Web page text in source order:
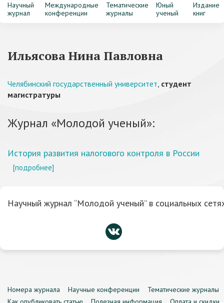
Научный
журнал
Международные
конференции
Тематические
журналы
Юный
ученый
Издание
книг
Ильясова Нина Павловна
Челябинский государственный университет, студент
магистратуры
Журнал «Молодой ученый»:
История развития налогового контроля в России
[подробнее]
Научный журнал “Молодой ученый” в социальных
Номера журнала Научные конференции
Тематические журналы